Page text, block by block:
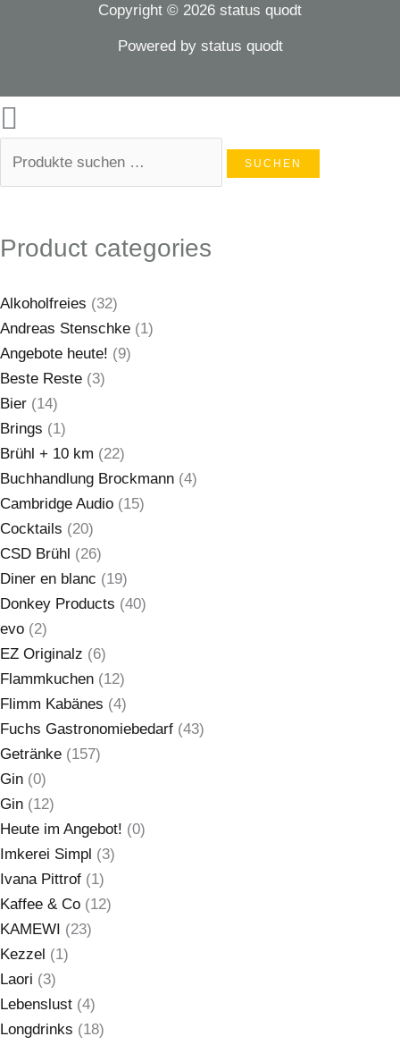
Copyright © 2026 status quodt
Powered by status quodt
SUCHEN
Product categories
Alkoholfreies (32)
Andreas Stenschke (1)
Angebote heute! (9)
Beste Reste (3)
Bier (14)
Brings (1)
Brühl + 10 km (22)
Buchhandlung Brockmann (4)
Cambridge Audio (15)
Cocktails (20)
CSD Brühl (26)
Diner en blanc (19)
Donkey Products (40)
evo (2)
EZ Originalz (6)
Flammkuchen (12)
Flimm Kabänes (4)
Fuchs Gastronomiebedarf (43)
Getränke (157)
Gin (0)
Gin (12)
Heute im Angebot! (0)
Imkerei Simpl (3)
Ivana Pittrof (1)
Kaffee & Co (12)
KAMEWI (23)
Kezzel (1)
Laori (3)
Lebenslust (4)
Longdrinks (18)